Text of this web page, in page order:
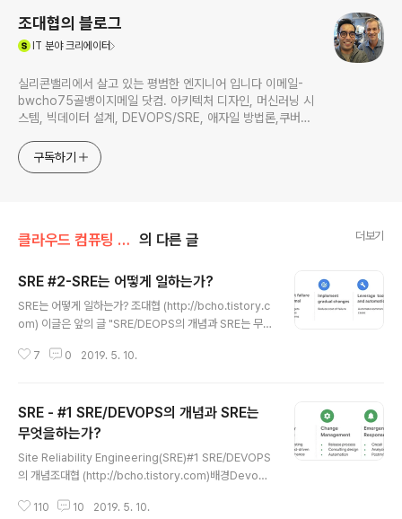
조대협의 블로그
IT 분야 크리에이터
실리콘밸리에서 살고 있는 평범한 엔지니어 입니다 이메일-
bwcho75골뱅이지메일 닷컴. 아키텍처 디자인, 머신러닝 시
스템, 빅데이터 설계, DEVOPS/SRE, 애자일 방법론,쿠버네
한 기술 멘토링과 강의 진행합니다. Linkedin :
https://www.linkedin.com/in/terrycho75/
구독하기
클라우드 컴퓨팅 & NoSQL/운영 & Devops 의 다른 글 더보기
SRE #2-SRE는 어떻게 일하는가?
SRE는 어떻게 일하는가? 조대협 (http://bcho.tistory.c
om) 이글은 앞의 글 "SRE/DEOPS의 개념과 SRE는 무엇
된 글입니다.How SRE does Devops?그럼 SRE들은
급했지만, 다시 SRE가 해야하는 일을 하기 위해서는 어떻
게(How) 해야 하는지에 대해서 다시 정리해보자.SRE는
앞에서 언급한 다섯가지 일을 하기 위해서 아래와 같이 다
섯 가지 방법을 사용한다. (참고 : 구글 NEXT 발표자료 htt
ps://drive.google.com/file/d/1iOMaYIwlUBiGoG
2..
7 0 2019. 5. 10.
SRE - #1 SRE/DEVOPS의 개념과 SRE는
무엇을하는가?
Site Reliability Engineering(SRE)#1 SRE/DEVOPS
의 개념조대협 (http://bcho.tistory.com)배경Devops
개발 사이클을 빠르게 하고자 하는 조직 구조이자 문화이
110 10 2019. 5. 10.